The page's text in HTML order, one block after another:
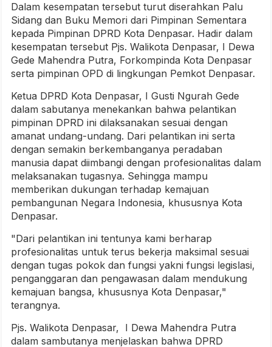
Dalam kesempatan tersebut turut diserahkan Palu
Sidang dan Buku Memori dari Pimpinan Sementara
kepada Pimpinan DPRD Kota Denpasar. Hadir dalam
kesempatan tersebut Pjs. Walikota Denpasar, I Dewa
Gede Mahendra Putra, Forkompinda Kota Denpasar
serta pimpinan OPD di lingkungan Pemkot Denpasar.
Ketua DPRD Kota Denpasar, I Gusti Ngurah Gede
dalam sabutanya menekankan bahwa pelantikan
pimpinan DPRD ini dilaksanakan sesuai dengan
amanat undang-undang. Dari pelantikan ini serta
dengan semakin berkembanganya peradaban
manusia dapat diimbangi dengan profesionalitas dalam
melaksanakan tugasnya. Sehingga mampu
memberikan dukungan terhadap kemajuan
pembangunan Negara Indonesia, khususnya Kota
Denpasar.
"Dari pelantikan ini tentunya kami berharap
profesionalitas untuk terus bekerja maksimal sesuai
dengan tugas pokok dan fungsi yakni fungsi legislasi,
penganggaran dan pengawasan dalam mendukung
kemajuan bangsa, khususnya Kota Denpasar,"
terangnya.
Pjs. Walikota Denpasar, I Dewa Mahendra Putra
dalam sambutanya menjelaskan bahwa DPRD